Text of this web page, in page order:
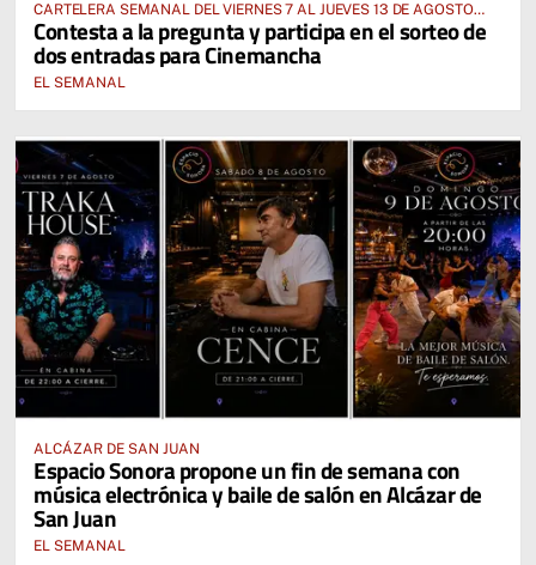
CARTELERA SEMANAL DEL VIERNES 7 AL JUEVES 13 DE AGOSTO
2026
Contesta a la pregunta y participa en el sorteo de
dos entradas para Cinemancha
EL SEMANAL
ALCÁZAR DE SAN JUAN
Espacio Sonora propone un fin de semana con
música electrónica y baile de salón en Alcázar de
San Juan
EL SEMANAL